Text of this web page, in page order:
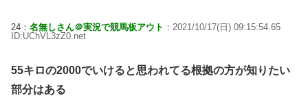
24： 名無しさん＠実況で競馬板アウト ：2021/10/17(日) 09:15:54.65
ID:UChVL3zZ0.net
55キロの2000でいけると思われてる根拠の方が知りたい
部分はある